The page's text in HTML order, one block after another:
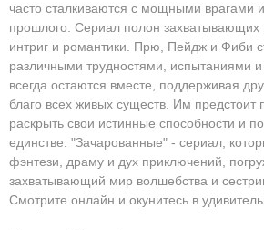
часто сталкиваются с мощными врагами
прошлого. Сериал полон захватывающих
интриг и романтики. Прю, Пейдж и Фиби
различными трудностями, испытаниями
всегда остаются вместе, поддерживая
благо всех живых существ. Им предстоит
раскрыть свои истинные способности и
единстве. "Зачарованные" - сериал,
фэнтези, драму и дух приключений,
захватывающий мир волшебства и
Смотрите онлайн и окунитесь в